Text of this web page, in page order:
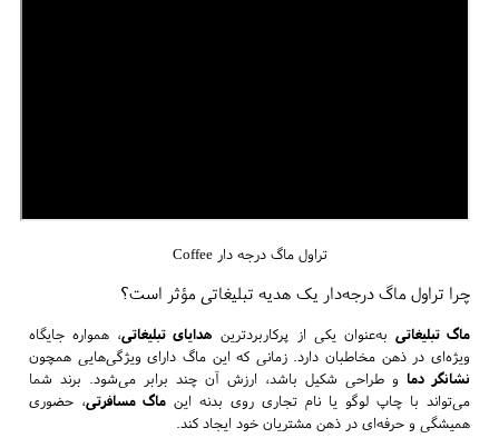
تراول ماگ درجه دار Coffee
چرا تراول ماگ درجه‌دار یک هدیه تبلیغاتی مؤثر است؟
ماگ تبلیغاتی به‌عنوان یکی از پرکاربردترین هدایای تبلیغاتی، همواره جایگاه
ویژه‌ای در ذهن مخاطبان دارد. زمانی که این ماگ دارای ویژگی‌هایی همچون
نشانگر دما و طراحی شکیل باشد، ارزش آن چند برابر می‌شود. برند شما
می‌تواند با چاپ لوگو یا نام تجاری روی بدنه اینماگ مسافرتی، حضوری
همیشگی و حرفه‌ای در ذهن مشتریان خود ایجاد کند.